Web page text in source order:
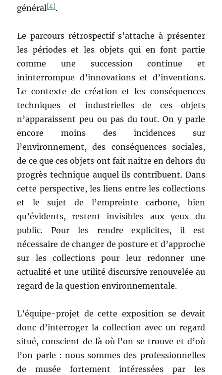
général[4].
Le parcours rétrospectif s’attache à présenter
les périodes et les objets qui en font partie
comme une succession continue et
ininterrompue d’innovations et d’inventions.
Le contexte de création et les conséquences
techniques et industrielles de ces objets
n’apparaissent peu ou pas du tout. On y parle
encore moins des incidences sur
l’environnement, des conséquences sociales,
de ce que ces objets ont fait naitre en dehors du
progrès technique auquel ils contribuent. Dans
cette perspective, les liens entre les collections
et le sujet de l’empreinte carbone, bien
qu’évidents, restent invisibles aux yeux du
public. Pour les rendre explicites, il est
nécessaire de changer de posture et d’approche
sur les collections pour leur redonner une
actualité et une utilité discursive renouvelée au
regard de la question environnementale.
L’équipe-projet de cette exposition se devait
donc d’interroger la collection avec un regard
situé, conscient de là où l’on se trouve et d’où
l’on parle : nous sommes des professionnelles
de musée fortement intéressées par les